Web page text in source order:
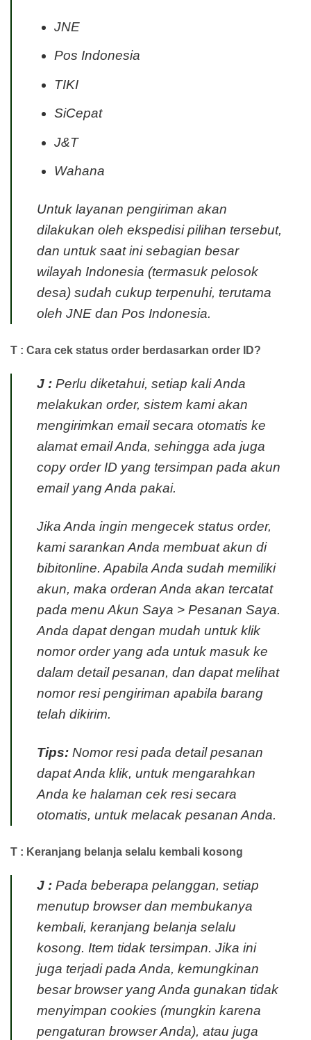
JNE
Pos Indonesia
TIKI
SiCepat
J&T
Wahana
Untuk layanan pengiriman akan
dilakukan oleh ekspedisi pilihan tersebut,
dan untuk saat ini sebagian besar
wilayah Indonesia (termasuk pelosok
desa) sudah cukup terpenuhi, terutama
oleh JNE dan Pos Indonesia.
T : Cara cek status order berdasarkan order ID?
J : Perlu diketahui, setiap kali Anda
melakukan order, sistem kami akan
mengirimkan email secara otomatis ke
alamat email Anda, sehingga ada juga
copy order ID yang tersimpan pada akun
email yang Anda pakai.
Jika Anda ingin mengecek status order,
kami sarankan Anda membuat akun di
bibitonline. Apabila Anda sudah memiliki
akun, maka orderan Anda akan tercatat
pada menu Akun Saya > Pesanan Saya.
Anda dapat dengan mudah untuk klik
nomor order yang ada untuk masuk ke
dalam detail pesanan, dan dapat melihat
nomor resi pengiriman apabila barang
telah dikirim.
Tips: Nomor resi pada detail pesanan
dapat Anda klik, untuk mengarahkan
Anda ke halaman cek resi secara
otomatis, untuk melacak pesanan Anda.
T : Keranjang belanja selalu kembali kosong
J : Pada beberapa pelanggan, setiap
menutup browser dan membukanya
kembali, keranjang belanja selalu
kosong. Item tidak tersimpan. Jika ini
juga terjadi pada Anda, kemungkinan
besar browser yang Anda gunakan tidak
menyimpan cookies (mungkin karena
pengaturan browser Anda), atau juga